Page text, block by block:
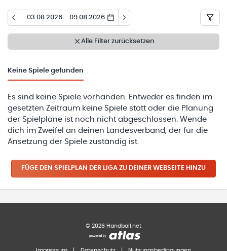
03.08.2026 - 09.08.2026
Alle Filter zurücksetzen
Keine Spiele gefunden
Es sind keine Spiele vorhanden. Entweder es finden im
gesetzten Zeitraum keine Spiele statt oder die Planung
der Spielpläne ist noch nicht abgeschlossen. Wende
dich im Zweifel an deinen Landesverband, der für die
Ansetzung der Spiele zuständig ist.
FÜGE DEN SPIELPLAN DER LIGA ZU DEINER WEBSEITE HINZU
© 2026 Handball.net